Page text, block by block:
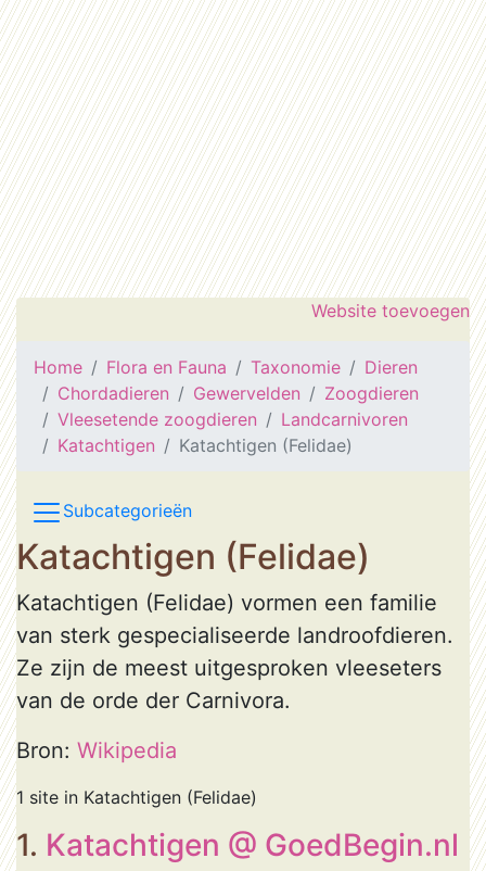
Website toevoegen
Home Flora en Fauna Taxonomie
Dieren
Chordadieren
Gewervelden
Zoogdieren
Vleesetende zoogdieren
Landcarnivoren
Katachtigen
Katachtigen (Felidae)
Subcategorieën
Katachtigen (Felidae)
Katachtigen (Felidae) vormen een familie
van sterk gespecialiseerde landroofdieren.
Ze zijn de meest uitgesproken vleeseters
van de orde der Carnivora.
Bron: Wikipedia
1 site in Katachtigen (Felidae)
1. Katachtigen @ GoedBegin.nl